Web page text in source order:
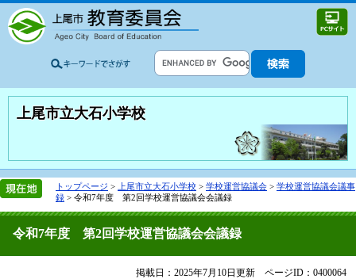
上尾市立大石小学校
トップページ > 上尾市立大石小学校 > 学校運営協議会 > 学校運営協議会議事
録 > 令和7年度 第2回学校運営協議会会議録
令和7年度 第2回学校運営協議会会議録
掲載日：2025年7月10日更新 ページID：0400064